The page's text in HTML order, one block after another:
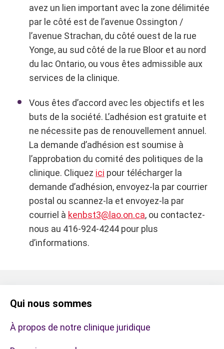
avez un lien important avec la zone délimitée
par le côté est de l’avenue Ossington /
l’avenue Strachan, du côté ouest de la rue
Yonge, au sud côté de la rue Bloor et au nord
du lac Ontario, ou vous êtes admissible aux
services de la clinique.
Vous êtes d’accord avec les objectifs et les
buts de la société. L’adhésion est gratuite et
ne nécessite pas de renouvellement annuel.
La demande d’adhésion est soumise à
l’approbation du comité des politiques de la
clinique. Cliquez ici pour télécharger la
demande d’adhésion, envoyez-la par courrier
postal ou scannez-la et envoyez-la par
courriel à kenbst3@lao.on.ca, ou contactez-
nous au 416-924-4244 pour plus
d’informations.
Qui nous sommes
À propos de notre clinique juridique